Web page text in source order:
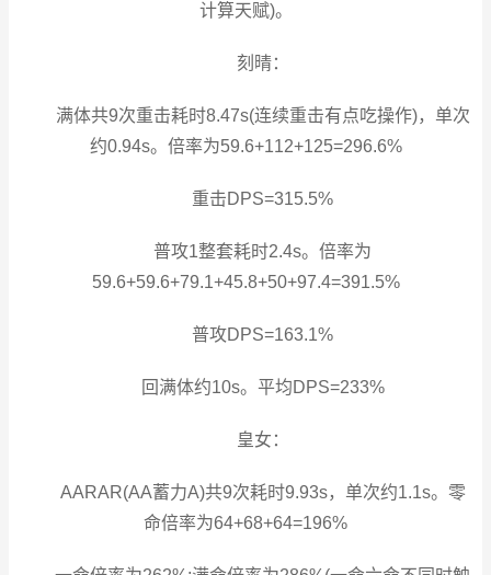
计算天赋)。
刻晴：
满体共9次重击耗时8.47s(连续重击有点吃操作)，单次
约0.94s。倍率为59.6+112+125=296.6%
重击DPS=315.5%
普攻1整套耗时2.4s。倍率为
59.6+59.6+79.1+45.8+50+97.4=391.5%
普攻DPS=163.1%
回满体约10s。平均DPS=233%
皇女：
AARAR(AA蓄力A)共9次耗时9.93s，单次约1.1s。零
命倍率为64+68+64=196%